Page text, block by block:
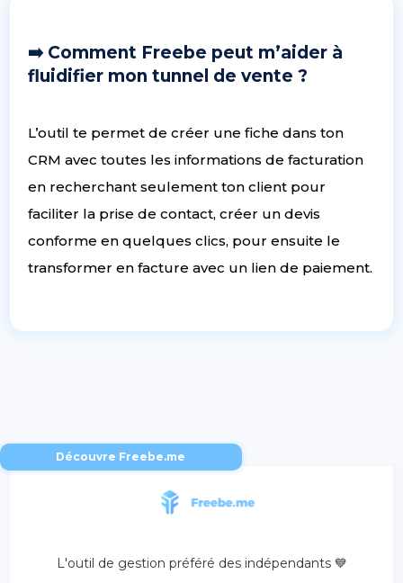
➡️ Comment Freebe peut m’aider à
fluidifier mon tunnel de vente ?
L’outil te permet de créer une fiche dans ton
CRM avec toutes les informations de facturation
en recherchant seulement ton client pour
faciliter la prise de contact, créer un devis
conforme en quelques clics, pour ensuite le
transformer en facture avec un lien de paiement.
Découvre Freebe.me
L'outil de gestion préféré des indépendants 💙